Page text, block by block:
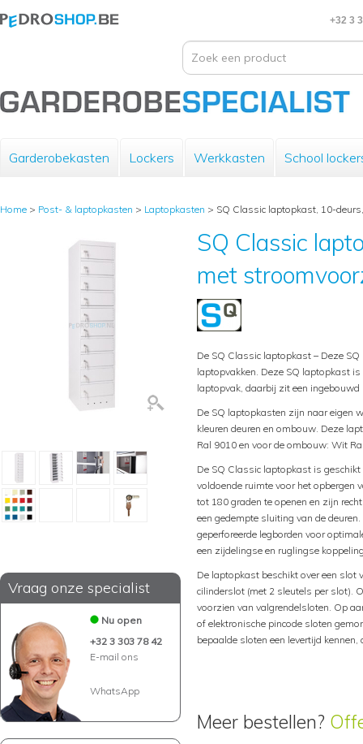
+32 3
Garderobekasten Lockers Werkkasten School
Home > Post- & laptopkasten > Laptopkasten > SQ Classic laptopkast, 10-
Vraag onze specialist
Nu open
+32 3 303 78 42
E-mail ons
WhatsApp
SQ Classic
met
De SQ Classic laptopkast – Deze
laptopvakken. Deze SQ laptopkast
laptopvak, daarbij zit een
De SQ laptopkasten zijn naar eigen
kleuren deuren en ombouw. Deze
Ral 9010 en voor de ombouw: Wit
De SQ Classic laptopkast is
voldoende ruimte voor het opbergen
tot 180 graden te openen en zijn
een gedempte sluiting van de
geperforeerde legborden voor
een zijdelingse en ruglingse
De laptopkast beschikt over een slot
cilinderslot (met 2 sleutels per slot).
voorzien van valgrendelsloten. Op
of elektronische pincode sloten
bepaalde sloten een levertijd
Meer bestellen?